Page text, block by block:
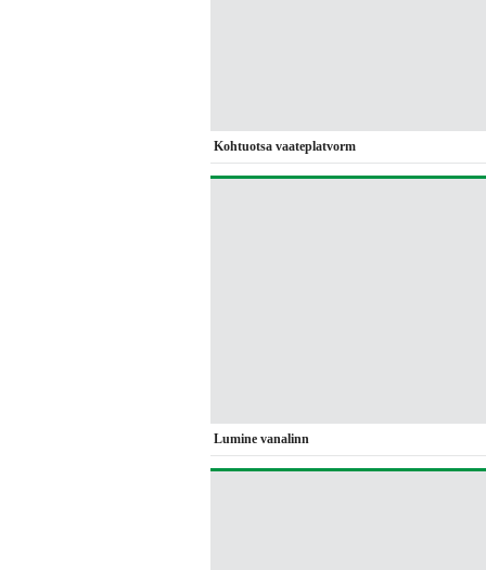
Kohtuotsa vaateplatvorm
Lumine vanalinn